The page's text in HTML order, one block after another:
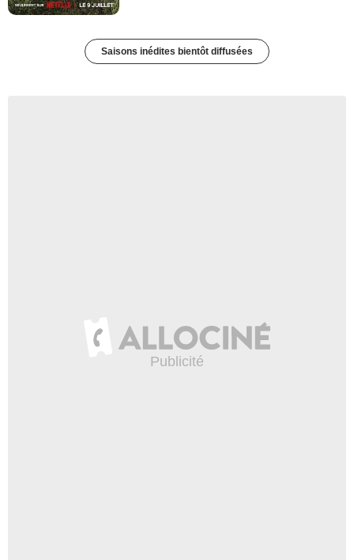
Saisons inédites bientôt diffusées